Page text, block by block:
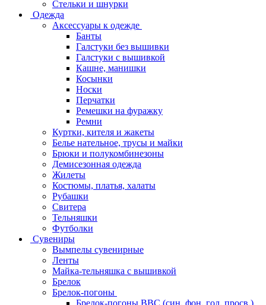
Стельки и шнурки
Одежда
Аксессуары к одежде
Банты
Галстуки без вышивки
Галстуки с вышивкой
Кашне, манишки
Косынки
Носки
Перчатки
Ремешки на фуражку
Ремни
Куртки, кителя и жакеты
Белье нательное, трусы и майки
Брюки и полукомбинезоны
Демисезонная одежда
Жилеты
Костюмы, платья, халаты
Рубашки
Свитера
Тельняшки
Футболки
Сувениры
Вымпелы сувенирные
Ленты
Майка-тельняшка с вышивкой
Брелок
Брелок-погоны
Брелок-погоны ВВС (син. фон. гол. просв.)